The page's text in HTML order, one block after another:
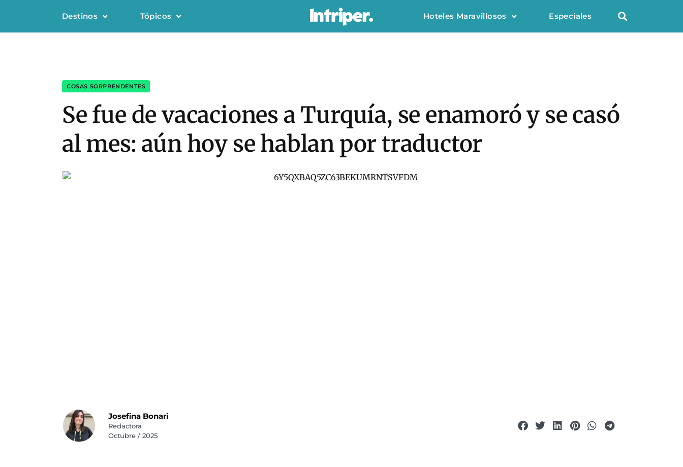
Destinos Tópicos Hoteles Maravillosos Especiales
COSAS SORPRENDENTES
Se fue de vacaciones a Turquía, se enamoró y se casó
al mes: aún hoy se hablan por traductor
Josefina Bonari
Redactora
Octubre / 2025